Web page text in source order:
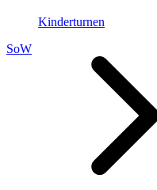
Kinderturnen
SoW